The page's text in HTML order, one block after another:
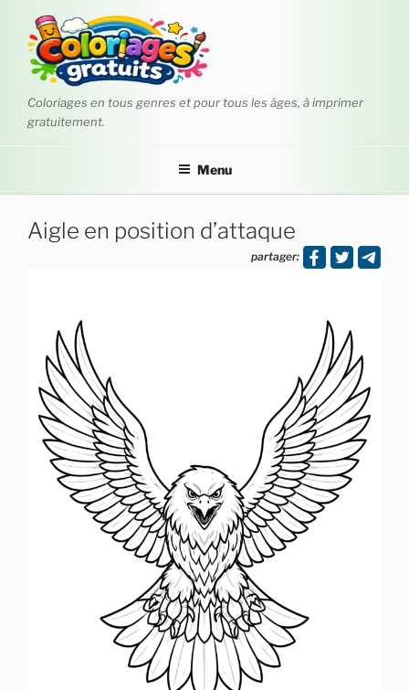
contenu
principal
Coloriages en tous genres et pour tous les âges, à imprimer
gratuitement.
Menu
Aigle en position d’attaque
partager: